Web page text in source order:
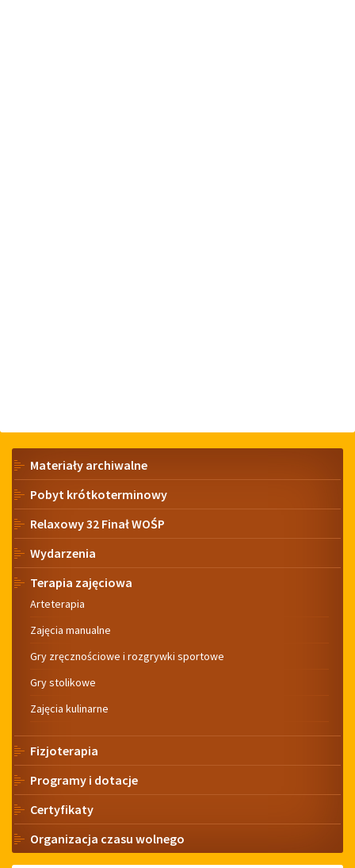
Menu
Materiały archiwalne
Pobyt krótkoterminowy
Relaxowy 32 Finał WOŚP
Wydarzenia
Terapia zajęciowa
Arteterapia
Zajęcia manualne
Gry zręcznościowe i rozgrywki sportowe
Gry stolikowe
Zajęcia kulinarne
Fizjoterapia
Programy i dotacje
Certyfikaty
Organizacja czasu wolnego